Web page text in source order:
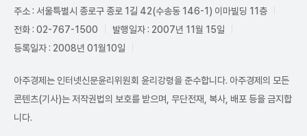
주소 : 서울특별시 종로구 종로 1길 42(수송동 146-1) 이마빌딩 11층
전화 : 02-767-1500
발행일자 : 2007년 11월 15일
등록일자 : 2008년 01월10일
아주경제는 인터넷신문윤리위원회 윤리강령을 준수합니다. 아주경제의 모든
콘텐츠(기사)는 저작권법의 보호를 받으며, 무단전재, 복사, 배포 등을 금지합
니다.